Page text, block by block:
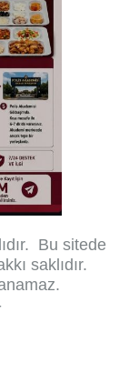
Bu sitede
saklıdır.